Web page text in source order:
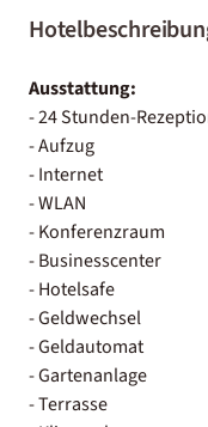
Ausstattung:
- 24 Stunden-
- Aufzug
- Internet
- WLAN
- Konferenzraum
- Businesscenter
- Hotelsafe
- Geldwechsel
- Geldautomat
- Gartenanlage
- Terrasse